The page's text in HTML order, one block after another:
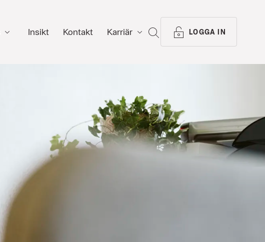
Insikt Kontakt Karriär SÖK LOGGA IN